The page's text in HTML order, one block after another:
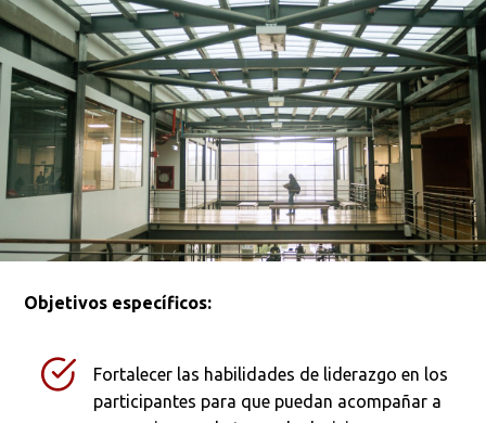
Objetivos específicos:
Fortalecer las habilidades de liderazgo en los
participantes para que puedan acompañar a